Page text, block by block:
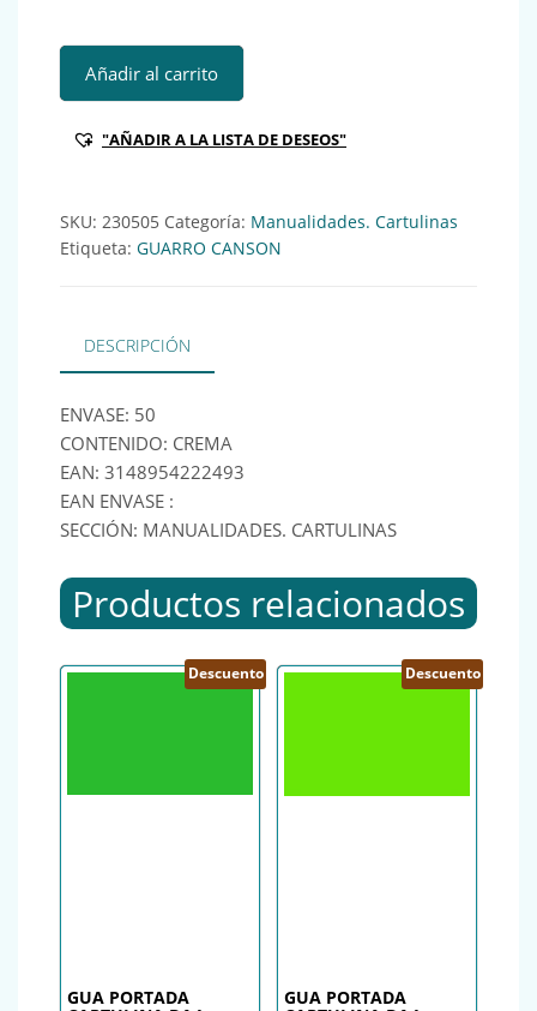
Añadir al carrito
"AÑADIR A LA LISTA DE DESEOS"
SKU: 230505 Categoría: Manualidades. Cartulinas
Etiqueta: GUARRO CANSON
DESCRIPCIÓN
ENVASE: 50
CONTENIDO: CREMA
EAN: 3148954222493
EAN ENVASE :
SECCIÓN: MANUALIDADES. CARTULINAS
Productos relacionados
Descuento
GUA PORTADA
Descuento
GUA PORTADA